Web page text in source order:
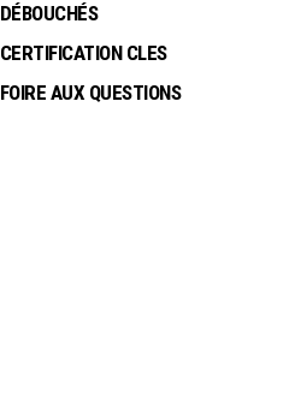
DÉBOUCHÉS
CERTIFICATION CLES
FOIRE AUX QUESTIONS